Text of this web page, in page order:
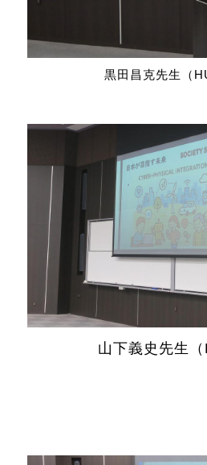
黒田昌克先生（
山下義史先生（